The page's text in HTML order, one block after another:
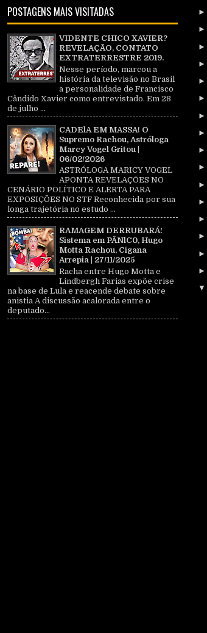
POSTAGENS MAIS VISITADAS
VIDENTE CHICO XAVIER?
REVELAÇÃO, CONTATO
EXTRATERRESTRE 2019.
Nesse período, marcou a
história da televisão no Brasil
a personalidade de Francisco
Cândido Xavier como entrevistado. Em 28
de julho ...
CADElA EM MASSA! O
Supremo Rachou, Astróloga
Marcy Vogel Gritou |
06/02/2026
ASTRÓLOGA MARICY VOGEL
APONTA REVELAÇÕES NO
CENÁRIO POLÍTICO E ALERTA PARA
EXPOSIÇÕES NO STF Reconhecida por sua
longa trajetória no estudo ...
RAMAGEM DERRUBARÁ!
Sistema em PÂNlC0, Hugo
Motta Rachou, Cigana
Arrepia | 27/11/2025
Racha entre Hugo Motta e
Lindbergh Farias expõe crise
na base de Lula e reacende debate sobre
anistia A discussão acalorada entre o
deputado...
►
►
►
►
►
►
►
►
►
►
►
►
►
►
►
►
▼